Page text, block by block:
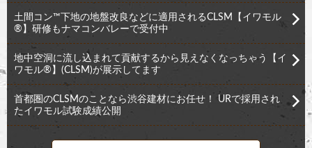
土間コン™︎下地の地盤改良などに適用されるCLSM【イワモル
®︎】研修もナマコンバレーで受付中
地中空洞に流し込まれて貢献するから見えなくなっちゃう【イ
ワモル®︎】(CLSM)が展示してます
首都圏のCLSMのことなら渋谷建材にお任せ！ URで採用され
たイワモル試験成績公開